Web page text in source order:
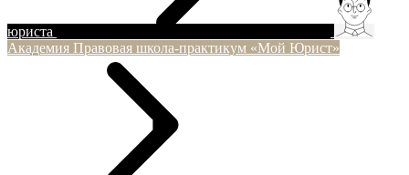
юриста
Академия Правовая школа-практикум «Мой Юрист»